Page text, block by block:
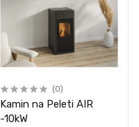
(0)
Kamin na Peleti AIR
-10kW